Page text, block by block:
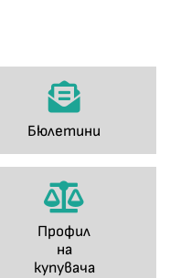
Бюлетини
Профил
на
купувача